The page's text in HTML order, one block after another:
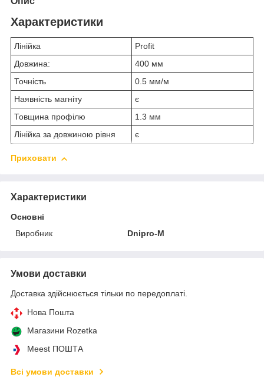
Характеристики
Лінійка
Profit
Довжина:
400 мм
Точність
0.5 мм/м
Наявність магніту
є
Товщина профілю
1.3 мм
Лінійка за довжиною рівня
є
Приховати
Характеристики
Основні
Виробник
Dnipro-M
Умови доставки
Доставка здійснюється тільки по передоплаті.
Нова Пошта
Магазини Rozetka
Meest ПОШТА
Всі умови доставки